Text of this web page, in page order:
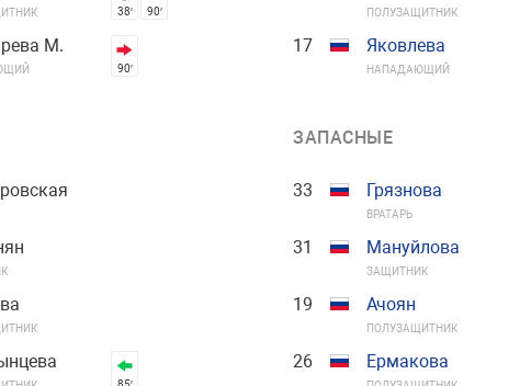
38′ 90′
М.
90′
ПОЛУЗАЩИТНИК
17 Яковлева
НАПАДАЮЩИЙ
ЗАПАСНЫЕ
33 Грязнова
ВРАТАРЬ
31 Мануйлова
ЗАЩИТНИК
19 Ачоян
ПОЛУЗАЩИТНИК
26 Ермакова